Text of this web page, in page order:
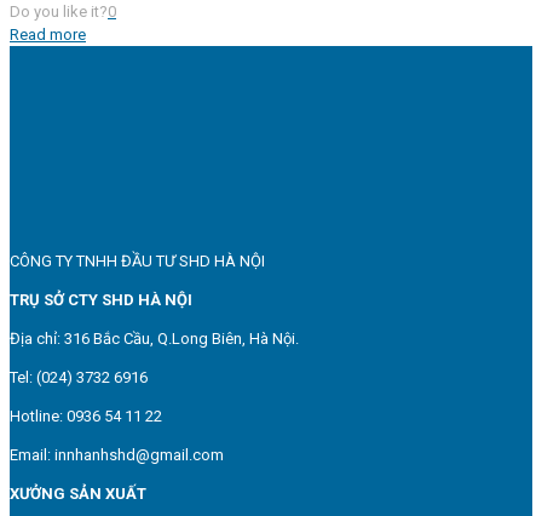
Do you like it?0
Read more
CÔNG TY TNHH ĐẦU TƯ SHD HÀ NỘI
TRỤ SỞ CTY SHD HÀ NỘI
Địa chỉ: 316 Bắc Cầu, Q.Long Biên, Hà Nội.
Tel: (024) 3732 6916
Hotline: 0936 54 11 22
Email: innhanhshd@gmail.com
XƯỞNG SẢN XUẤT